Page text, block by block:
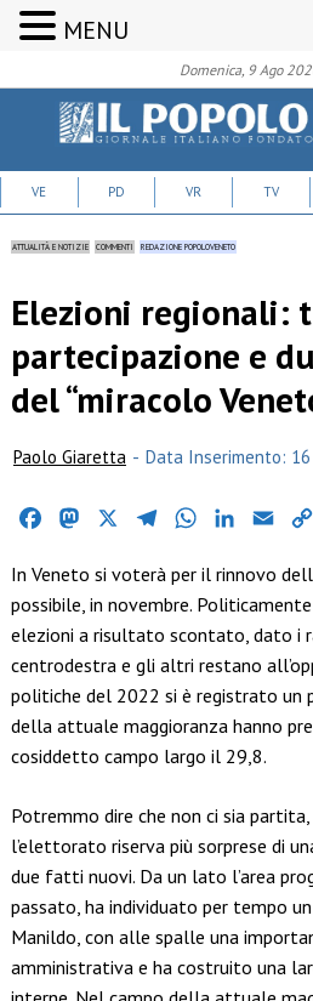
Domenica, 9 Ago
VE PD VR TV
ATTUALITÀ E NOTIZIE COMMENTI REDAZIONE POPOLOVENETO
Elezioni regionali:
partecipazione e
del “miracolo
Paolo Giaretta - Data Inserimento:
FacebookMastodon TelegramWhatsAppLinkedIn
Email
In Veneto si voterà per il rinnovo
possibile, in novembre.
elezioni a risultato scontato, dato i
centrodestra e gli altri restano
politiche del 2022 si è registrato un
della attuale maggioranza hanno
cosiddetto campo largo il 29,8.
Potremmo dire che non ci sia
l’elettorato riserva più sorprese di
due fatti nuovi. Da un lato l’area
passato, ha individuato per tempo
Manildo, con alle spalle una
amministrativa e ha costruito una
MENU